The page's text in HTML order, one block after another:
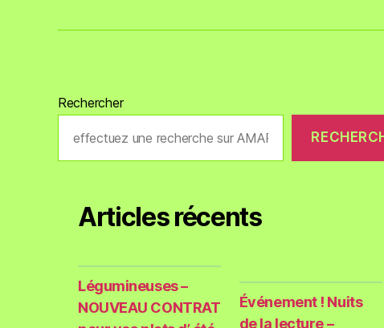
Rechercher
Articles récents
Légumineuses –
NOUVEAU CONTRAT
Événement ! Nuits
de la lecture –